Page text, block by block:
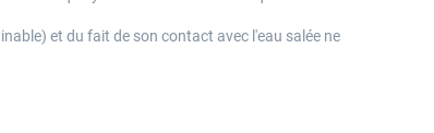
et du fait de son contact avec l'eau salée ne